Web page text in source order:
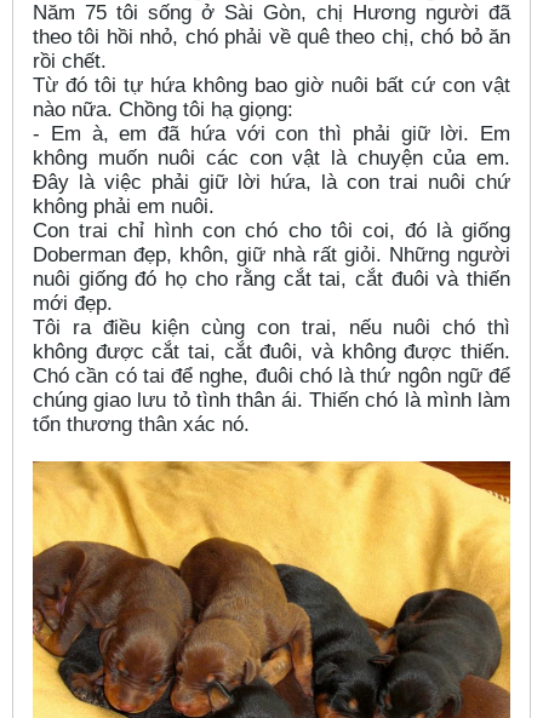
Năm 75 tôi sống ở Sài Gòn, chị Hương người đã
theo tôi hồi nhỏ, chó phải về quê theo chị, chó bỏ ăn
rồi chết.
Từ đó tôi tự hứa không bao giờ nuôi bất cứ con vật
nào nữa. Chồng tôi hạ giọng:
- Em à, em đã hứa với con thì phải giữ lời. Em
không muốn nuôi các con vật là chuyện của em.
Đây là việc phải giữ lời hứa, là con trai nuôi chứ
không phải em nuôi.
Con trai chỉ hình con chó cho tôi coi, đó là giống
Doberman đẹp, khôn, giữ nhà rất giỏi. Những người
nuôi giống đó họ cho rằng cắt tai, cắt đuôi và thiến
mới đẹp.
Tôi ra điều kiện cùng con trai, nếu nuôi chó thì
không được cắt tai, cắt đuôi, và không được thiến.
Chó cần có tai để nghe, đuôi chó là thứ ngôn ngữ để
chúng giao lưu tỏ tình thân ái. Thiến chó là mình làm
tổn thương thân xác nó.